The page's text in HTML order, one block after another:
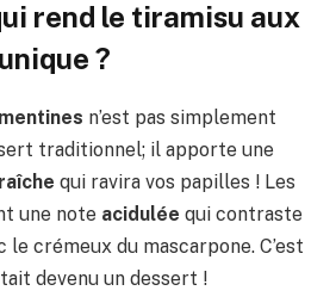
rend le tiramisu aux
?
n’est pas simplement
traditionnel; il apporte une
qui ravira vos papilles ! Les
une note acidulée qui contraste
crémeux du mascarpone. C’est
devenu un dessert !